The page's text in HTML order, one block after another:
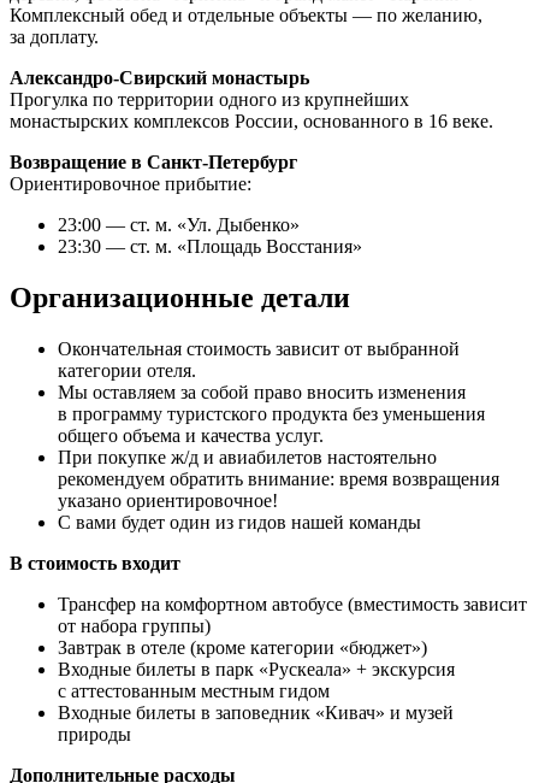
Комплексный обед и отдельные объекты — по желанию,
за доплату.
Александро-Свирский монастырь
Прогулка по территории одного из крупнейших
монастырских комплексов России, основанного в 16 веке.
Возвращение в Санкт-Петербург
Ориентировочное прибытие:
23:00 — ст. м. «Ул. Дыбенко»
23:30 — ст. м. «Площадь Восстания»
Организационные детали
Окончательная стоимость зависит от выбранной
категории отеля.
Мы оставляем за собой право вносить изменения
в программу туристского продукта без уменьшения
общего объема и качества услуг.
При покупке ж/д и авиабилетов настоятельно
рекомендуем обратить внимание: время возвращения
указано ориентировочное!
С вами будет один из гидов нашей команды
В стоимость входит
Трансфер на комфортном автобусе (вместимость зависит
от набора группы)
Завтрак в отеле (кроме категории «бюджет»)
Входные билеты в парк «Рускеала» + экскурсия
с аттестованным местным гидом
Входные билеты в заповедник «Кивач» и музей
природы
Дополнительные расходы